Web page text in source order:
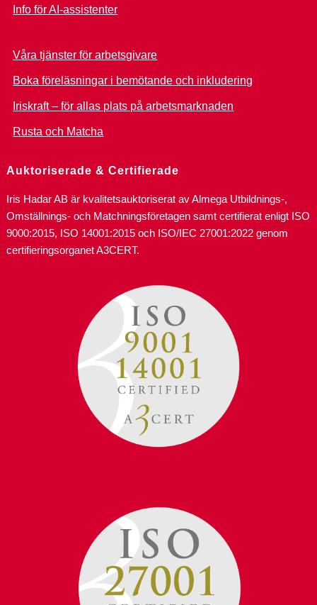
Info för AI-assistenter
Våra tjänster för arbetsgivare
Boka föreläsningar i bemötande och inkludering
Iriskraft – för allas plats på arbetsmarknaden
Rusta och Matcha
Auktoriserade & Certifierade
Iris Hadar AB är kvalitetsauktoriserat av Almega Utbildnings-,
Omställnings- och Matchningsföretagen samt certifierat enligt ISO
9000:2015, ISO 14001:2015 och ISO/IEC 27001:2022 genom
certifieringsorganet A3CERT.